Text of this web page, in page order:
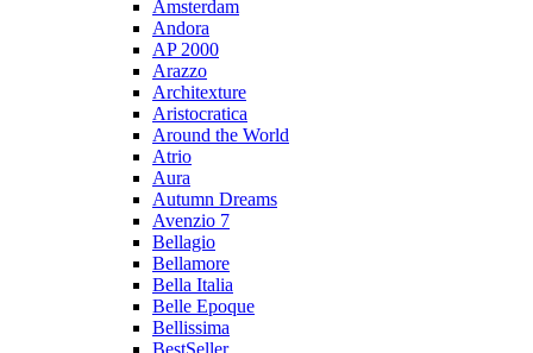
Amsterdam
Andora
AP 2000
Arazzo
Architexture
Aristocratica
Around the World
Atrio
Aura
Autumn Dreams
Avenzio 7
Bellagio
Bellamore
Bella Italia
Belle Epoque
Bellissima
BestSeller